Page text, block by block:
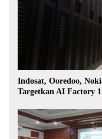
Indosat, Ooredoo,
Targetkan AI Factory